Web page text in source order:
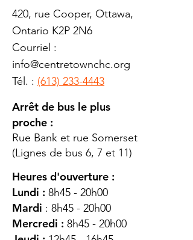
420, rue Cooper, Ottawa,
Ontario K2P 2N6
Courriel :
info@centretownchc.org
Tél. : (613) 233-4443
Arrêt de bus le plus
proche :
Rue Bank et rue Somerset
(Lignes de bus 6, 7 et 11)
Heures d'ouverture :
Lundi : 8h45 - 20h00
Mardi : 8h45 - 20h00
Mercredi : 8h45 - 20h00